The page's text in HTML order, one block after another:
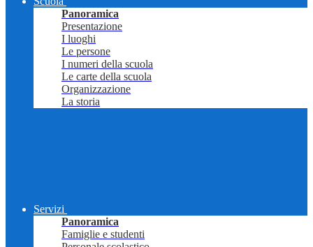
Panoramica
Presentazione
I luoghi
Le persone
I numeri della scuola
Le carte della scuola
Organizzazione
La storia
Servizi
Panoramica
Famiglie e studenti